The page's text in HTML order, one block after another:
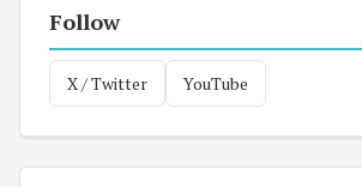
Follow
X / Twitter YouTube